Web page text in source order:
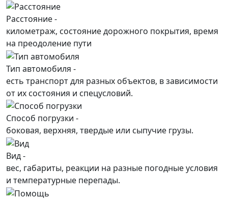
Расстояние -
километраж, состояние дорожного покрытия, время
на преодоление пути
Тип автомобиля -
есть транспорт для разных объектов, в зависимости
от их состояния и спецусловий.
Способ погрузки -
боковая, верхняя, твердые или сыпучие грузы.
Вид -
вес, габариты, реакции на разные погодные условия
и температурные перепады.